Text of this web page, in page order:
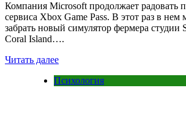
Компания Microsoft продолжает радовать
сервиса Xbox Game Pass. В этот раз в нем
забрать новый симулятор фермера
Coral Island….
Читать далее
Психология